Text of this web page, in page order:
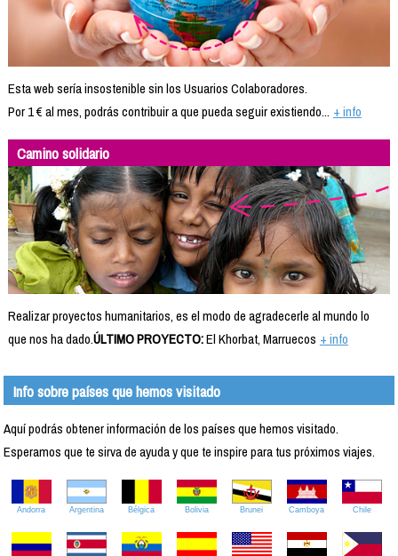
Esta web sería insostenible sin los Usuarios Colaboradores.
Por 1 € al mes, podrás contribuir a que pueda seguir existiendo... + info
Camino solidario
Realizar proyectos humanitarios, es el modo de agradecerle al mundo lo
que nos ha dado.ÚLTIMO PROYECTO:El Khorbat, Marruecos + info
Info sobre países que hemos visitado
Aquí podrás obtener información de los países que hemos visitado.
Esperamos que te sirva de ayuda y que te inspire para tus próximos viajes.
Andorra Argentina Bélgica Bolivia Brunei Camboya Chile